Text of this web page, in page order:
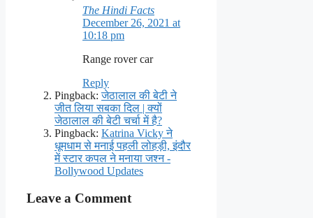
The Hindi Facts
December 26, 2021 at
10:18 pm
Range rover car
Reply
Pingback:जेठालाल की बेटी ने
जीत लिया सबका दिल | क्यों
जेठालाल की बेटी चर्चा में है?
Pingback: Katrina Vicky ने
धूमधाम से मनाई पहली लोहड़ी, इंदौर
में स्टार कपल ने मनाया जश्न -
Bollywood Updates
Leave a Comment